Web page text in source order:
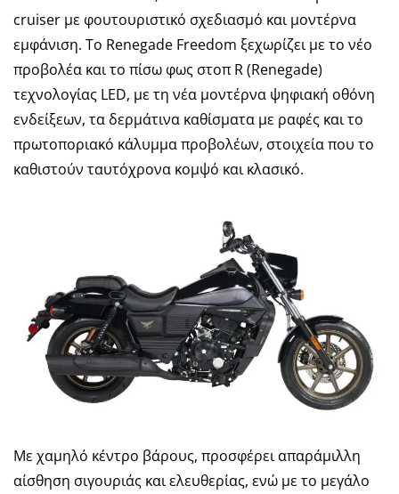
cruiser με φουτουριστικό σχεδιασμό και μοντέρνα
εμφάνιση. Το Renegade Freedom ξεχωρίζει με το νέο
προβολέα και το πίσω φως στοπ R (Renegade)
τεχνολογίας LED, με τη νέα μοντέρνα ψηφιακή οθόνη
ενδείξεων, τα δερμάτινα καθίσματα με ραφές και το
πρωτοποριακό κάλυμμα προβολέων, στοιχεία που το
καθιστούν ταυτόχρονα κομψό και κλασικό.
Με χαμηλό κέντρο βάρους, προσφέρει απαράμιλλη
αίσθηση σιγουριάς και ελευθερίας, ενώ με το μεγάλο